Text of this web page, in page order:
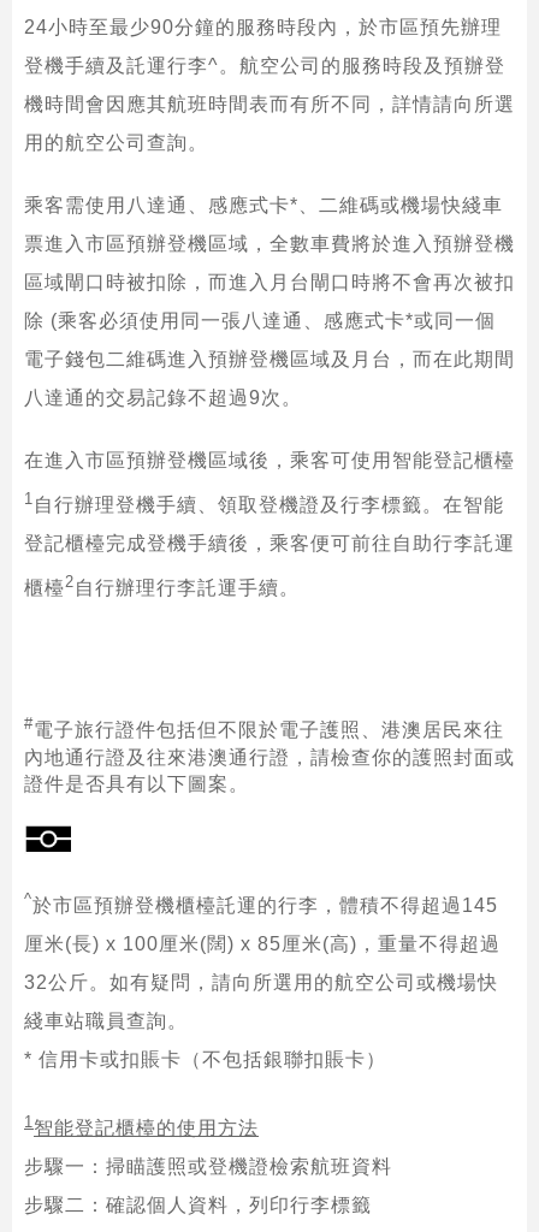
24小時至最少90分鐘的服務時段內，於市區預先辦理
登機手續及託運行李^。航空公司的服務時段及預辦登
機時間會因應其航班時間表而有所不同，詳情請向所選
用的航空公司查詢。
乘客需使用八達通、感應式卡*、二維碼或機場快綫車
票進入市區預辦登機區域，全數車費將於進入預辦登機
區域閘口時被扣除，而進入月台閘口時將不會再次被扣
除 (乘客必須使用同一張八達通、感應式卡*或同一個
電子錢包二維碼進入預辦登機區域及月台，而在此期間
八達通的交易記錄不超過9次。
在進入市區預辦登機區域後，乘客可使用智能登記櫃檯
1 自行辦理登機手續、領取登機證及行李標籤。在智能
登記櫃檯完成登機手續後，乘客便可前往自助行李託運
櫃檯2 自行辦理行李託運手續。
#電子旅行證件包括但不限於電子護照、港澳居民來往
內地通行證及往來港澳通行證，請檢查你的護照封面或
證件是否具有以下圖案。
^於市區預辦登機櫃檯託運的行李，體積不得超過145
厘米(長) x 100厘米(闊) x 85厘米(高)，重量不得超過
32公斤。如有疑問，請向所選用的航空公司或機場快
綫車站職員查詢。
* 信用卡或扣賬卡（不包括銀聯扣賬卡）
1 智能登記櫃檯的使用方法
步驟一：掃瞄護照或登機證檢索航班資料
步驟二：確認個人資料，列印行李標籤